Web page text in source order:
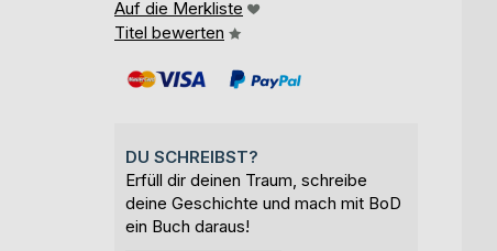
Auf die Merkliste
Titel bewerten
DU SCHREIBST?
Erfüll dir deinen Traum, schreibe
deine Geschichte und mach mit BoD
ein Buch daraus!